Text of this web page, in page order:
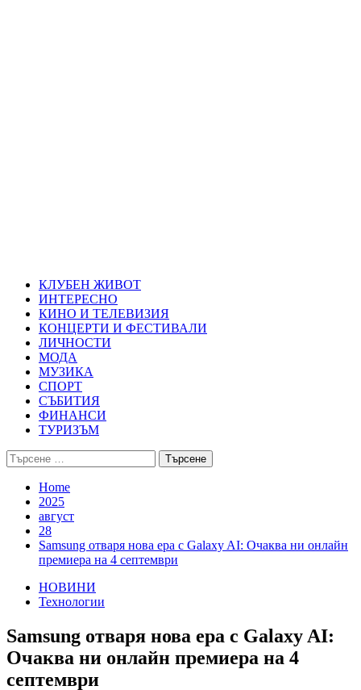
КЛУБЕН ЖИВОТ
ИНТЕРЕСНО
КИНО И ТЕЛЕВИЗИЯ
КОНЦЕРТИ И ФЕСТИВАЛИ
ЛИЧНОСТИ
МОДА
МУЗИКА
СПОРТ
СЪБИТИЯ
ФИНАНСИ
ТУРИЗЪМ
Търсене
за:
Home
2025
август
28
Samsung отваря нова ера с Galaxy AI: Очаква ни онлайн
премиера на 4 септември
НОВИНИ
Технологии
Samsung отваря нова ера с Galaxy AI:
Очаква ни онлайн премиера на 4
септември